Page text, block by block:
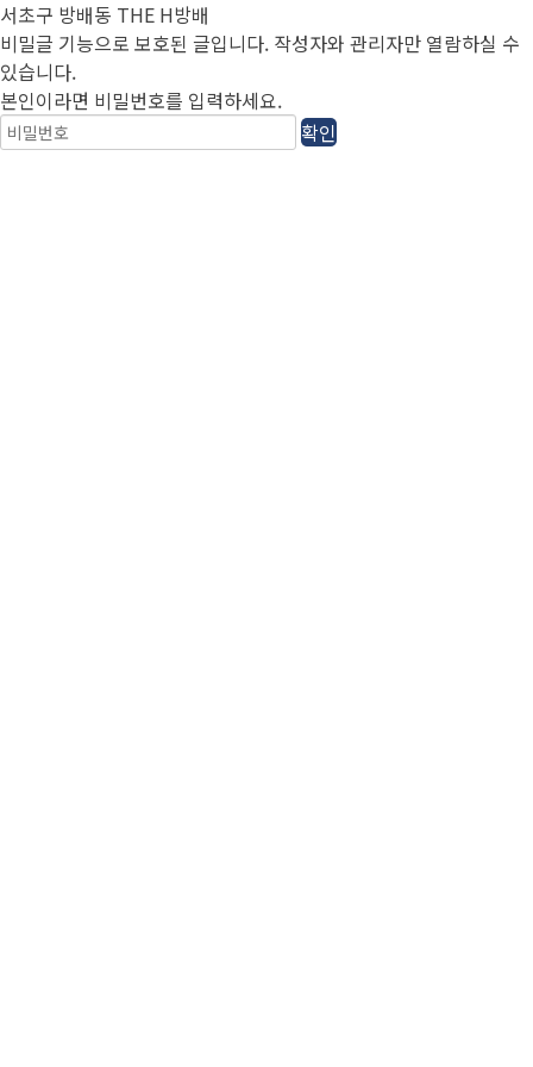
서초구 방배동 THE H방배
비밀글 기능으로 보호된 글입니다. 작성자와 관리자만 열람하실 수
있습니다.
본인이라면 비밀번호를 입력하세요.